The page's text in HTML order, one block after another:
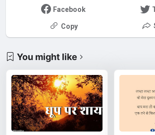
Facebook
Copy
You might like